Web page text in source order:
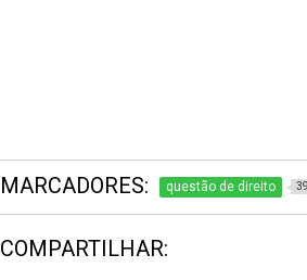
MARCADORES: questão de direito
COMPARTILHAR: